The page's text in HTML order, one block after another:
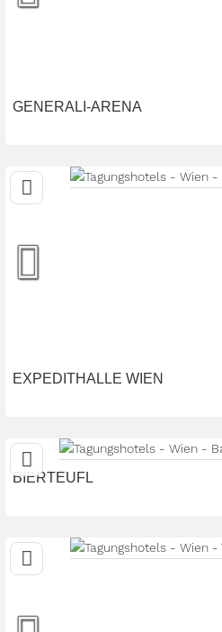
GENERALI-ARENA
Art der Location: Meetingroom
Seminarteilnehmer:
EXPEDITHALLE WIEN
Art der Location: Meetingroom
Tagungsstätte
BIERTEUFL
Art der Location: Meetingroom